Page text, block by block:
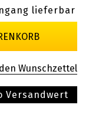
lieferbar
Versandwert